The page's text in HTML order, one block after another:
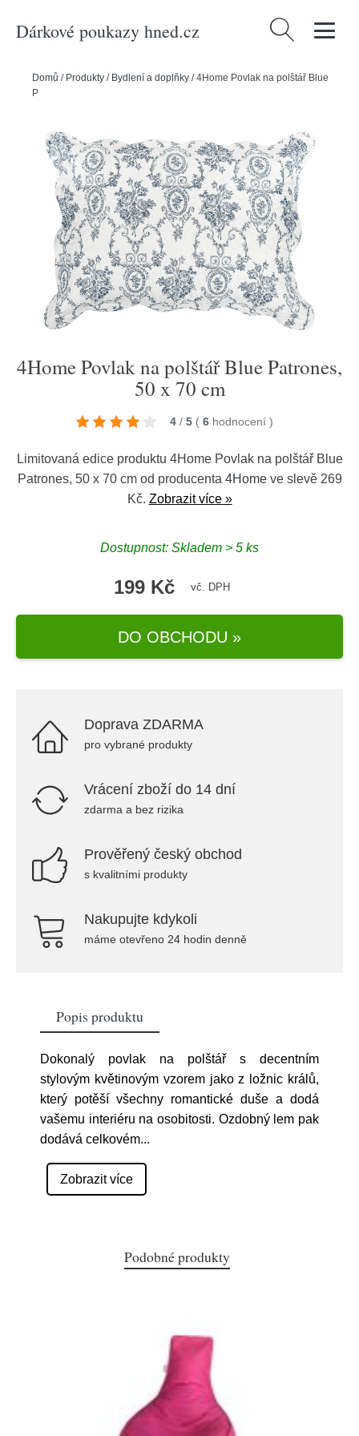
Dárkové poukazy hned.cz Vyhledávání
Domů / Produkty / Bydlení a doplňky /4Home Povlak na polštář Blue
Patrones, 50 x 70 cm
4Home Povlak na polštář Blue Patrones,
50 x 70 cm
4 / 5 ( 6 hodnocení )
Limitovaná edice produktu 4Home Povlak na polštář Blue
Patrones, 50 x 70 cm od producenta 4Homeve slevě 269
Kč. Zobrazit více »
Dostupnost: Skladem > 5 ks
199 Kč vč. DPH
DO OBCHODU »
Doprava ZDARMA
pro vybrané produkty
Vrácení zboží do 14 dní
zdarma a bez rizika
Prověřený český obchod
s kvalitními produkty
Nakupujte kdykoli
máme otevřeno 24 hodin denně
Popis produktu
Dokonalý povlak na polštář s decentním
stylovým květinovým vzorem jako z ložnic králů,
který potěší všechny romantické duše a dodá
vašemu interiéru na osobitosti. Ozdobný lem pak
dodává celkovém...
Zobrazit více
Podobné produkty